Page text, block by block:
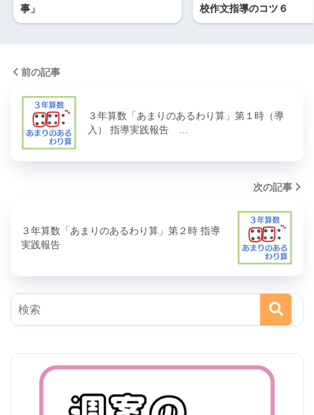
事」 校作文指導のコツ６
前の記事
３年算数「あまりのあるわり算」第１時（導
入） 指導実践報告 …
次の記事
３年算数「あまりのあるわり算」第２時 指導
実践報告